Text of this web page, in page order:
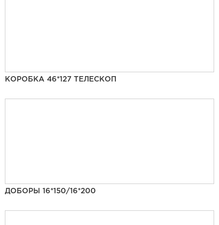
КОРОБКА 46*127 ТЕЛЕСКОП
ДОБОРЫ 16*150/16*200